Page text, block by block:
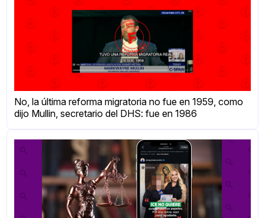
No, la última reforma migratoria no fue en 1959, como
dijo Mullin, secretario del DHS: fue en 1986